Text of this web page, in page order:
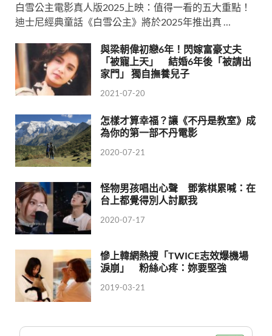
白雪公主電影真人版2025上映：值得一看的五大重點！
迪士尼經典童話《白雪公主》將於2025年推出真 …
與梁朝偉初戀6年！閃嫁富豪丈夫
「被寵上天」 結婚6年後「被請出
家門」 獨自撫養兒子
2021-07-20
怎樣才算幸福？讓《不丹是教室》成
為你的第一部不丹電影
2020-07-21
怪物男孩唱出心聲 鄧紫棋累喊：在
台上都覺得別人討厭我
2020-07-17
慘上韓網熱搜「TWICE志效爆機場
淚崩」 粉絲心疼：妳要堅強
2019-03-21